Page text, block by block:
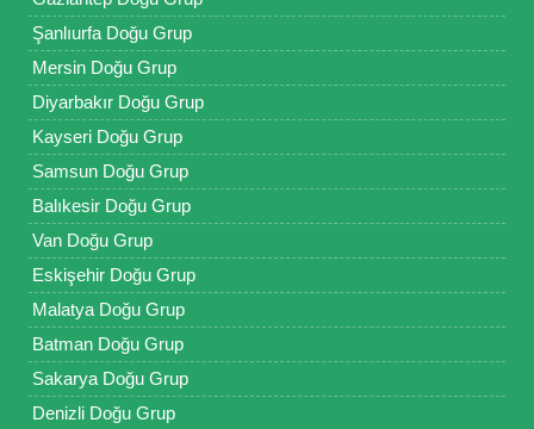
Şanlıurfa Doğu Grup
Mersin Doğu Grup
Diyarbakır Doğu Grup
Kayseri Doğu Grup
Samsun Doğu Grup
Balıkesir Doğu Grup
Van Doğu Grup
Eskişehir Doğu Grup
Malatya Doğu Grup
Batman Doğu Grup
Sakarya Doğu Grup
Denizli Doğu Grup